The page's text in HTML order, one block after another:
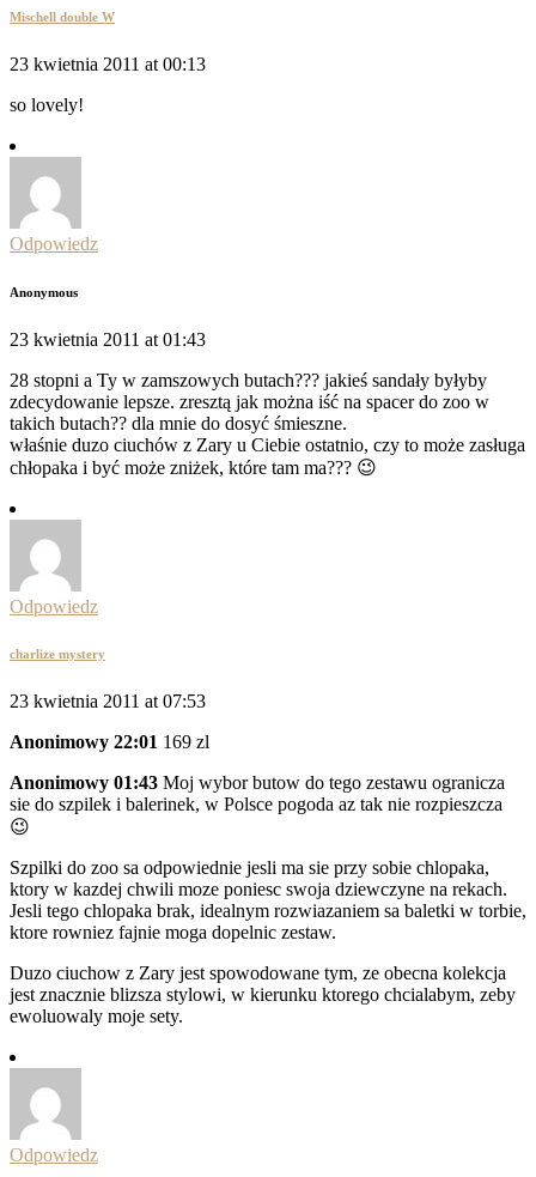
Mischell double W
23 kwietnia 2011 at 00:13
so lovely!
Odpowiedz
Anonymous
23 kwietnia 2011 at 01:43
28 stopni a Ty w zamszowych butach??? jakieś sandały byłyby
zdecydowanie lepsze. zresztą jak można iść na spacer do zoo w
takich butach?? dla mnie do dosyć śmieszne.
właśnie duzo ciuchów z Zary u Ciebie ostatnio, czy to może zasługa
chłopaka i być może zniżek, które tam ma??? 😉
Odpowiedz
charlize mystery
23 kwietnia 2011 at 07:53
Anonimowy 22:01 169 zl
Anonimowy 01:43 Moj wybor butow do tego zestawu ogranicza
sie do szpilek i balerinek, w Polsce pogoda az tak nie rozpieszcza
😉
Szpilki do zoo sa odpowiednie jesli ma sie przy sobie chlopaka,
ktory w kazdej chwili moze poniesc swoja dziewczyne na rekach.
Jesli tego chlopaka brak, idealnym rozwiazaniem sa baletki w torbie,
ktore rowniez fajnie moga dopelnic zestaw.
Duzo ciuchow z Zary jest spowodowane tym, ze obecna kolekcja
jest znacznie blizsza stylowi, w kierunku ktorego chcialabym, zeby
ewoluowaly moje sety.
Odpowiedz